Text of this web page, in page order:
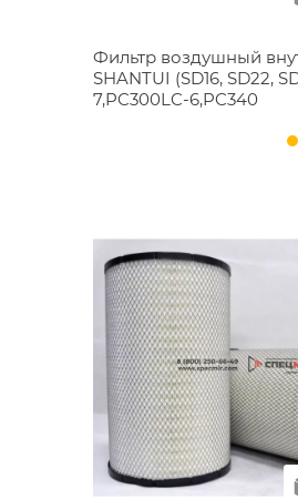
Фильтр воздушный
SHANTUI (SD16, SD22,
7,PC300LC-6,PC340